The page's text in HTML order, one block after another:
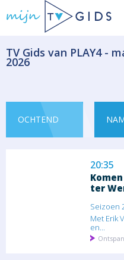
​TV Gids van PLAY4 -
2026
OCHTEND
Béa
In
twee...
20:35
ter
Seizoen
Met Erik
en...